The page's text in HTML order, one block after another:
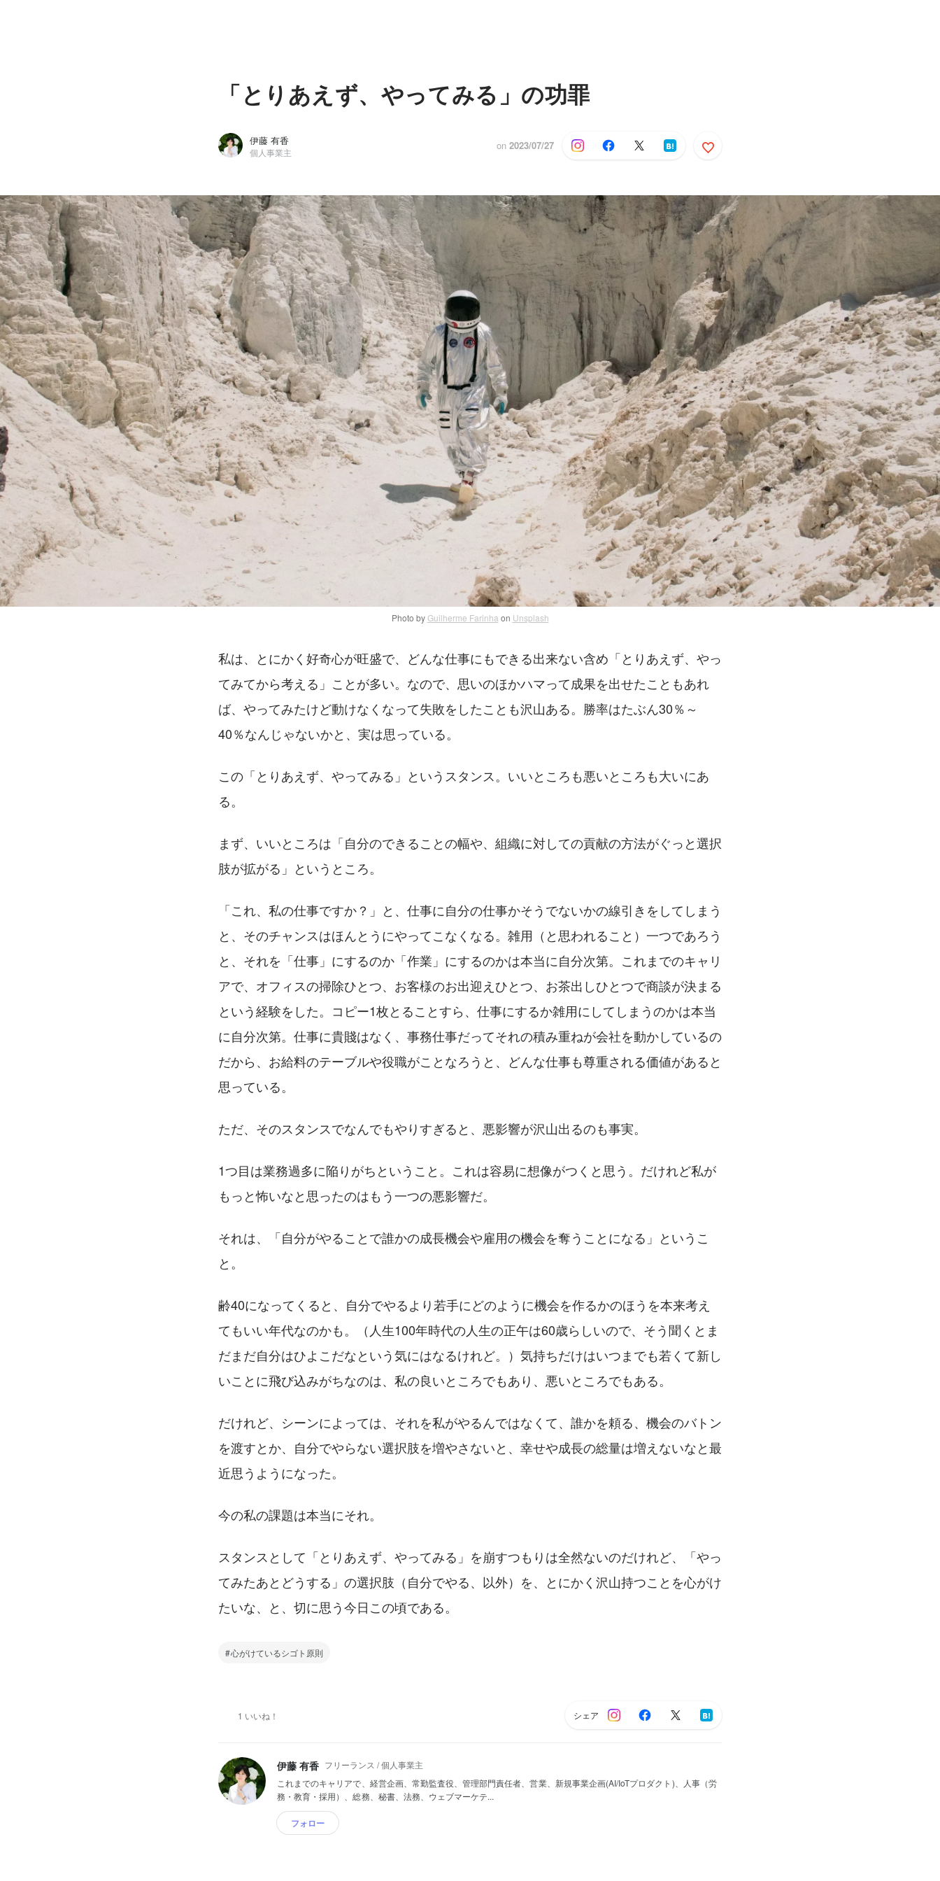
「とりあえず、やってみる」の功罪
伊藤 有香
個人事業主
on 2023/07/27
Photo byGuilherme Farinha on Unsplash
私は、とにかく好奇心が旺盛で、どんな仕事にもできる出来ない含め「とりあえず、やっ
てみてから考える」ことが多い。なので、思いのほかハマって成果を出せたこともあれ
ば、やってみたけど動けなくなって失敗をしたことも沢山ある。勝率はたぶん30％～
40％なんじゃないかと、実は思っている。
この「とりあえず、やってみる」というスタンス。いいところも悪いところも大いにあ
る。
まず、いいところは「自分のできることの幅や、組織に対しての貢献の方法がぐっと選択
肢が拡がる」というところ。
「これ、私の仕事ですか？」と、仕事に自分の仕事かそうでないかの線引きをしてしまう
と、そのチャンスはほんとうにやってこなくなる。雑用（と思われること）一つであろう
と、それを「仕事」にするのか「作業」にするのかは本当に自分次第。これまでのキャリ
アで、オフィスの掃除ひとつ、お客様のお出迎えひとつ、お茶出しひとつで商談が決まる
という経験をした。コピー1枚とることすら、仕事にするか雑用にしてしまうのかは本当
に自分次第。仕事に貴賤はなく、事務仕事だってそれの積み重ねが会社を動かしているの
だから、お給料のテーブルや役職がことなろうと、どんな仕事も尊重される価値があると
思っている。
ただ、そのスタンスでなんでもやりすぎると、悪影響が沢山出るのも事実。
1つ目は業務過多に陥りがちということ。これは容易に想像がつくと思う。だけれど私が
もっと怖いなと思ったのはもう一つの悪影響だ。
それは、「自分がやることで誰かの成長機会や雇用の機会を奪うことになる」というこ
と。
齢40になってくると、自分でやるより若手にどのように機会を作るかのほうを本来考え
てもいい年代なのかも。（人生100年時代の人生の正午は60歳らしいので、そう聞くとま
だまだ自分はひよこだなという気にはなるけれど。）気持ちだけはいつまでも若くて新し
いことに飛び込みがちなのは、私の良いところでもあり、悪いところでもある。
だけれど、シーンによっては、それを私がやるんではなくて、誰かを頼る、機会のバトン
を渡すとか、自分でやらない選択肢を増やさないと、幸せや成長の総量は増えないなと最
近思うようになった。
今の私の課題は本当にそれ。
スタンスとして「とりあえず、やってみる」を崩すつもりは全然ないのだけれど、「やっ
てみたあとどうする」の選択肢（自分でやる、以外）を、とにかく沢山持つことを心がけ
たいな、と、切に思う今日この頃である。
伊藤 有香
心がけているシゴト原則
1 いいね！ シェア
伊藤 有香 フリーランス / 個人事業主
これまでのキャリアで、経営企画、常勤監査役、管理部門責任者、営業、新規事業企画(AI/IoTプロダクト)、人事（労
務・教育・採用）、総務、秘書、法務、ウェブマーケテ...
フォロー